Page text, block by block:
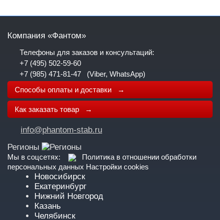
Компания «Фантом»
Телефоны для заказов и консультаций:
+7 (495) 502-59-60
+7 (985) 471-81-47 (Viber, WhatsApp)
Способы оплаты и доставки →
Как заказать товар →
info@phantom-stab.ru
Регионы
Мы в соцсетях:
Политика в отношении обработки
персональных данных Настройки cookies
Новосибирск
Екатеринбург
Нижний Новгород
Казань
Челябинск